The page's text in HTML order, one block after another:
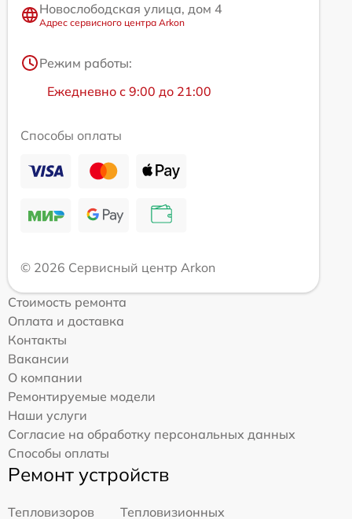
Новослободская улица, дом 4
Адрес сервисного центра Arkon
Режим работы:
Ежедневно с 9:00 до 21:00
Способы оплаты
© 2026 Сервисный центр Arkon
Стоимость ремонта
Оплата и доставка
Контакты
Вакансии
О компании
Ремонтируемые модели
Наши услуги
Согласие на обработку персональных данных
Способы оплаты
Ремонт устройств
Тепловизоров
Тепловизионных